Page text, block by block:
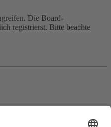
Die Board-
registrierst. Bitte beachte